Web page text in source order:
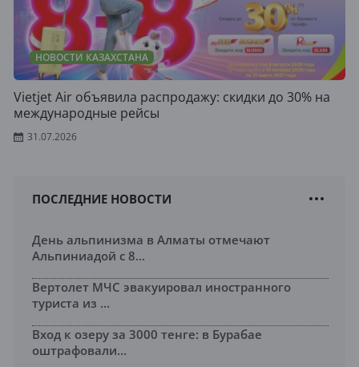
НОВОСТИ КАЗАХСТАНА
Vietjet Air объявила распродажу: скидки до 30% на
международные рейсы
31.07.2026
ПОСЛЕДНИЕ НОВОСТИ
День альпинизма в Алматы отмечают
Альпиниадой с 8...
Вертолет МЧС эвакуировал иностранного
туриста из ...
Вход к озеру за 3000 тенге: в Бурабае
оштрафовали...